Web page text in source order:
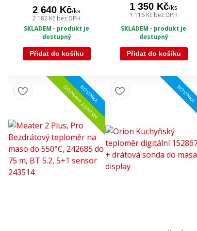
2 640 Kč/ks
2 182 Kč bez DPH
SKLADEM - produkt je
dostupný
Přidat do košíku
1 350 Kč/ks
1 116 Kč bez DPH
SKLADEM - produkt je
dostupný
Přidat do košíku
NOVINKA
DOPRAVA ZDARMA NOVINKA